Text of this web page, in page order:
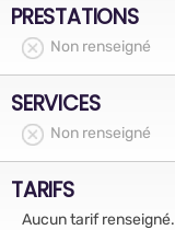
PRESTATIONS
Non renseigné
SERVICES
Non renseigné
TARIFS
Aucun tarif renseigné.